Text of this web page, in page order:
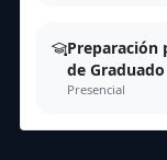
de
Presencial